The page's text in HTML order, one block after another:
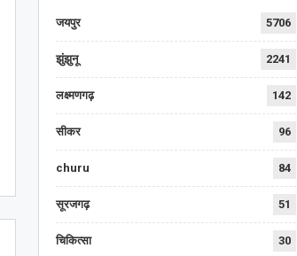
जयपुर 5706
झुंझुनू 2241
लक्ष्मणगढ़ 142
सीकर 96
churu 84
सूरजगढ़ 51
चिकित्सा 30